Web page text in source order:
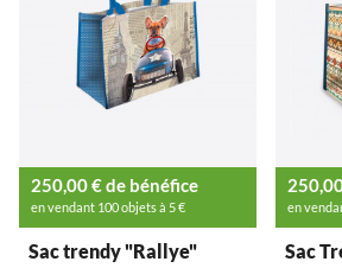
Sac trendy "Rallye"
250,00 € de bénéfice
en vendant 100 objets à 5 €
Sac
en